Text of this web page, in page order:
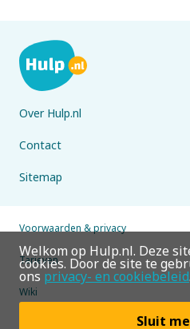
Over Hulp.nl
Contact
Sitemap
Voorwaarden & privacy
Tarieven
Wiki
Welkom op Hulp.nl. Deze
cookies. Door de site te
ons privacy- en cookiebeleid.
Sluit